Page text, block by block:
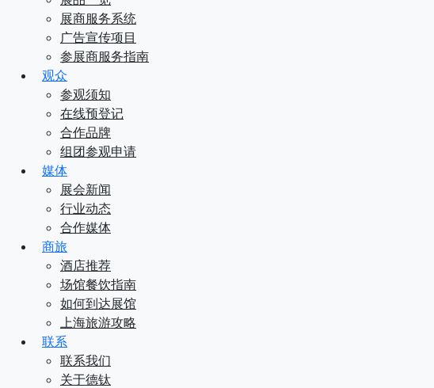
展商服务系统
广告宣传项目
参展商服务指南
观众
参观须知
在线预登记
合作品牌
组团参观申请
媒体
展会新闻
行业动态
合作媒体
商旅
酒店推荐
场馆餐饮指南
如何到达展馆
上海旅游攻略
联系
联系我们
关于德钛